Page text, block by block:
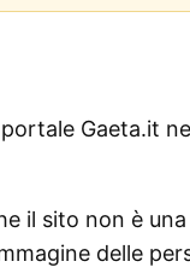
Gaeta.it
il sito non è
delle